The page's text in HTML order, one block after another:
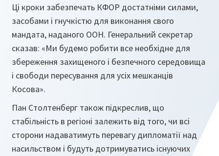
Ці кроки забезпечать КФОР достатніми силами,
засобами і гнучкістю для виконання свого
мандата, наданого ООН. Генеральний секретар
сказав: «Ми будемо робити все необхідне для
збереження захищеного і безпечного середовища
і свободи пересування для усіх мешканців
Косова».
Пан Столтенберг також підкреслив, що
стабільність в регіоні залежить від того, чи всі
сторони надаватимуть перевагу дипломатії над
насильством і будуть дотримуватись існуючих